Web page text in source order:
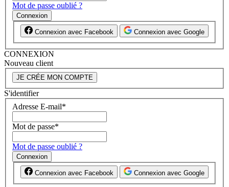
Mot de passe oublié ?
Connexion
Connexion avec Facebook Connexion avec Google
CONNEXION
Nouveau client
JE CRÉE MON COMPTE
S'identifier
Adresse E-mail*
Mot de passe*
Mot de passe oublié ?
Connexion
Connexion avec Facebook Connexion avec Google